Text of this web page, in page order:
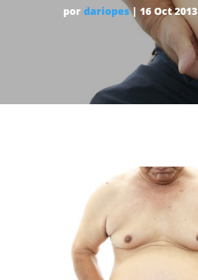
por dariopes| 16 Oct 2013